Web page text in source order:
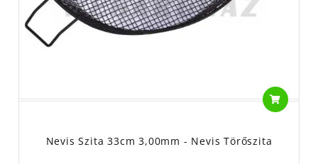
Nevis Szita 33cm 3,00mm - Nevis Törőszita